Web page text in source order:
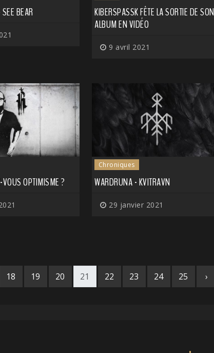
BEAR
KIBERSPASSK FÊTE LA SORTIE DE SON
ALBUM EN VIDÉO
9 avril 2021
OPTIMISME ?
Chroniques
WARDRUNA - KVITRAVN
29 janvier 2021
18 19 20 21 22 23 24 25 ›